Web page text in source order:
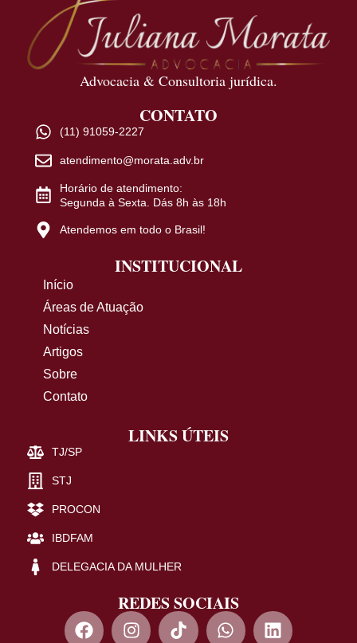
Advocacia & Consultoria jurídica.
CONTATO
(11) 91059-2227
atendimento@morata.adv.br
Horário de atendimento:
Segunda à Sexta. Dás 8h às 18h
Atendemos em todo o Brasil!
INSTITUCIONAL
Início
Áreas de Atuação
Notícias
Artigos
Sobre
Contato
LINKS ÚTEIS
TJ/SP
STJ
PROCON
IBDFAM
DELEGACIA DA MULHER
REDES SOCIAIS